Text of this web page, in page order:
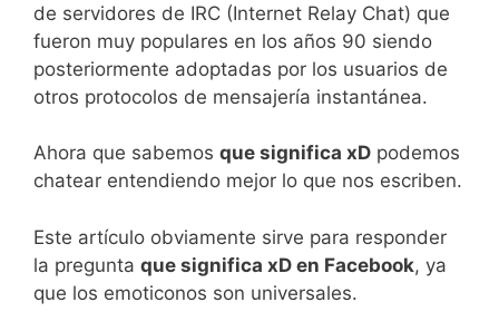
de servidores de IRC (Internet Relay Chat) que
fueron muy populares en los años 90 siendo
posteriormente adoptadas por los usuarios de
otros protocolos de mensajería instantánea.
Ahora que sabemos que significa xD podemos
chatear entendiendo mejor lo que nos escriben.
Este artículo obviamente sirve para responder
la pregunta que significa xD en Facebook, ya
que los emoticonos son universales.